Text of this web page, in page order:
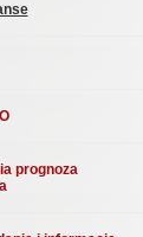
prognoza